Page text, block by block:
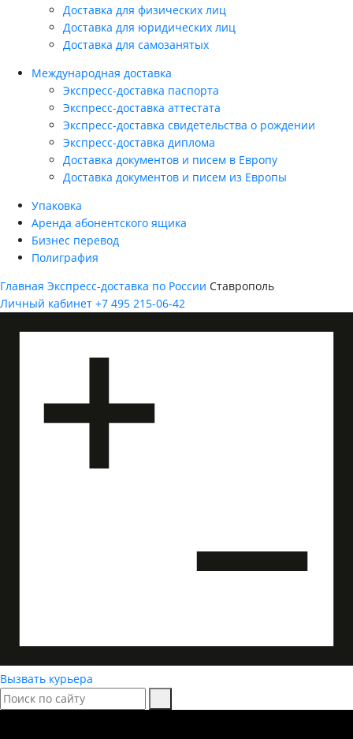
Доставка для физических лиц
Доставка для юридических лиц
Доставка для самозанятых
Международная доставка
Экспресс-доставка паспорта
Экспресс-доставка аттестата
Экспресс-доставка свидетельства о рождении
Экспресс-доставка диплома
Доставка документов и писем в Европу
Доставка документов и писем из Европы
Упаковка
Аренда абонентского ящика
Бизнес перевод
Полиграфия
Главная Экспресс-доставка по России Ставрополь
Личный кабинет +7 495 215-06-42
Вызвать курьера